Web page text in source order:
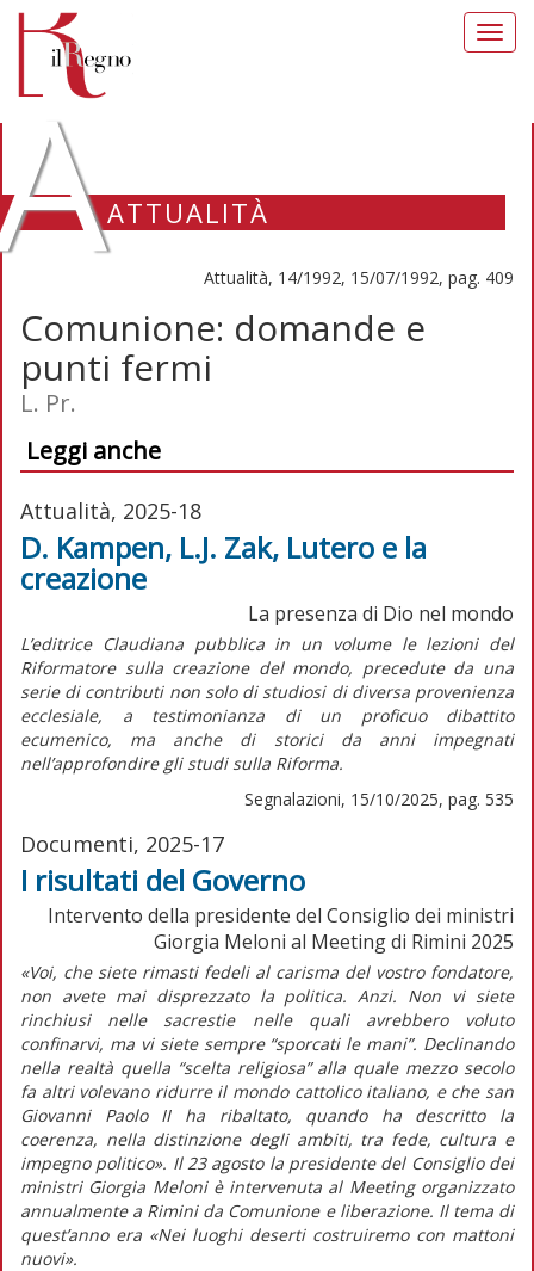
ATTUALITÀ
Attualità, 14/1992, 15/07/1992, pag. 409
Comunione: domande e
punti fermi
L. Pr.
Leggi anche
Attualità, 2025-18
D. Kampen, L.J. Zak, Lutero e la
creazione
La presenza di Dio nel mondo
L’editrice Claudiana pubblica in un volume le lezioni del
Riformatore sulla creazione del mondo, precedute da una
serie di contributi non solo di studiosi di diversa provenienza
ecclesiale, a testimonianza di un proficuo dibattito
ecumenico, ma anche di storici da anni impegnati
nell’approfondire gli studi sulla Riforma.
Segnalazioni, 15/10/2025, pag. 535
Documenti, 2025-17
I risultati del Governo
Intervento della presidente del Consiglio dei ministri
Giorgia Meloni al Meeting di Rimini 2025
«Voi, che siete rimasti fedeli al carisma del vostro fondatore,
non avete mai disprezzato la politica. Anzi. Non vi siete
rinchiusi nelle sacrestie nelle quali avrebbero voluto
confinarvi, ma vi siete sempre “sporcati le mani”. Declinando
nella realtà quella “scelta religiosa” alla quale mezzo secolo
fa altri volevano ridurre il mondo cattolico italiano, e che san
Giovanni Paolo II ha ribaltato, quando ha descritto la
coerenza, nella distinzione degli ambiti, tra fede, cultura e
impegno politico». Il 23 agosto la presidente del Consiglio dei
ministri Giorgia Meloni è intervenuta al Meeting organizzato
annualmente a Rimini da Comunione e liberazione. Il tema di
quest’anno era «Nei luoghi deserti costruiremo con mattoni
nuovi».